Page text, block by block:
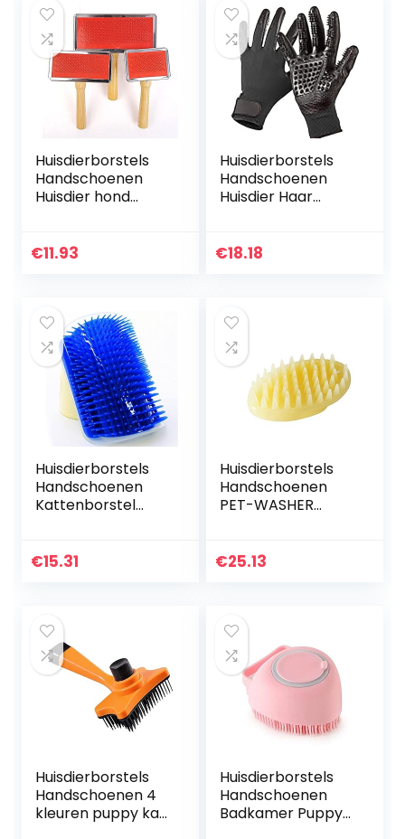
Huisdierborstels
Handschoenen
Huisdier hond
schoonheid
€11.93
Huisdierborstels
Handschoenen
Huisdier Haar
Katten Zachte
€18.18
Huisdierborstels
Handschoenen
Kattenborstel
Kammen Kat Zelf
€15.31
Huisdierborstels
Handschoenen
PET-WASHER
Kam Cleaner
€25.13
Huisdierborstels
Handschoenen 4
kleuren puppy kat
Huisdierborstels
Handschoenen
Badkamer Puppy